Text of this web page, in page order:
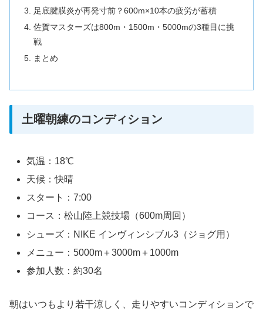
足底腱膜炎が再発寸前？600m×10本の疲労が蓄積
佐賀マスターズは800m・1500m・5000mの3種目に挑
戦
まとめ
土曜朝練のコンディション
気温：18℃
天候：快晴
スタート：7:00
コース：松山陸上競技場（600m周回）
シューズ：NIKE インヴィンシブル3（ジョグ用）
メニュー：5000m＋3000m＋1000m
参加人数：約30名
朝はいつもより若干涼しく、走りやすいコンディションで